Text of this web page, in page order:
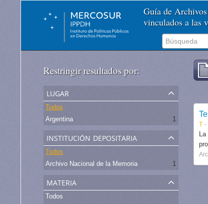
Guía de
vinculados a las
Restringir resultados por:
lugar
Todos
Argentina
1
institución depositaria
Todos
Archivo Nacional de la Memoria
1
materia
Todos
T